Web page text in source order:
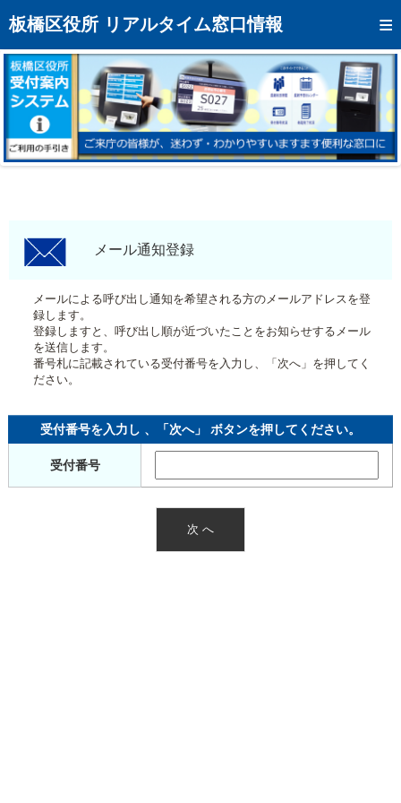
板橋区役所 リアルタイム窓口情報
トップページへ
混雑予想カレンダー
リアルタイム混雑状況
リアルタイム受付番号状況
メール通知登録
モバイルサイト
区役所フロアマップ
メール通知登録
メールによる呼び出し通知を希望される方のメールアドレスを登
録します。
登録しますと、呼び出し順が近づいたことをお知らせするメール
を送信します。
番号札に記載されている受付番号を入力し、「次へ」を押してく
ださい。
受付番号を入力し 、「次へ」 ボタンを押してください。
受付番号